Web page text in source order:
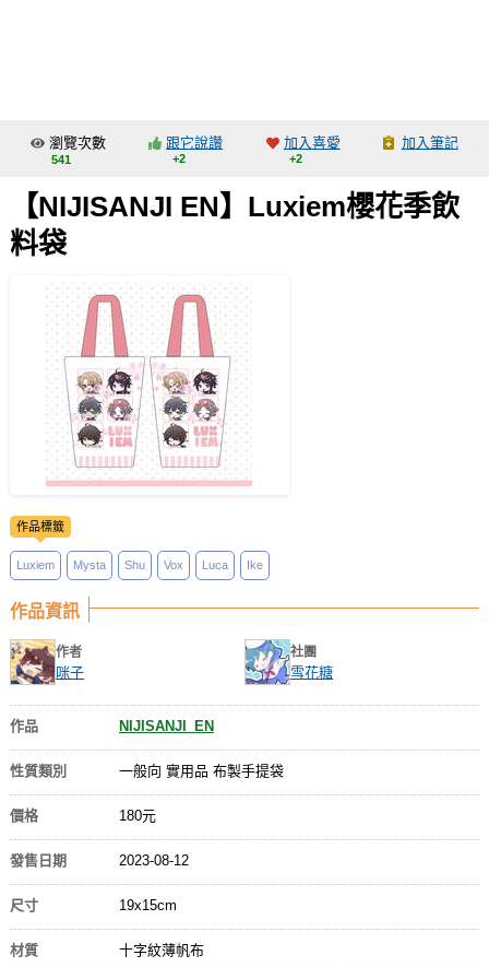
交流中心
會員功能選單
註冊會員
登入
瀏覽次數
541
跟它說讚
+2
加入喜愛
+2
加入筆記
【NIJISANJI EN】Luxiem櫻花季飲
料袋
作品標籤
Luxiem Mysta Shu Vox Luca Ike
作品資訊
作者
咪子
社團
雪花糖
作品 NIJISANJI_EN
性質類別 一般向 實用品 布製手提袋
價格 180元
發售日期 2023-08-12
尺寸 19x15cm
材質 十字紋薄帆布